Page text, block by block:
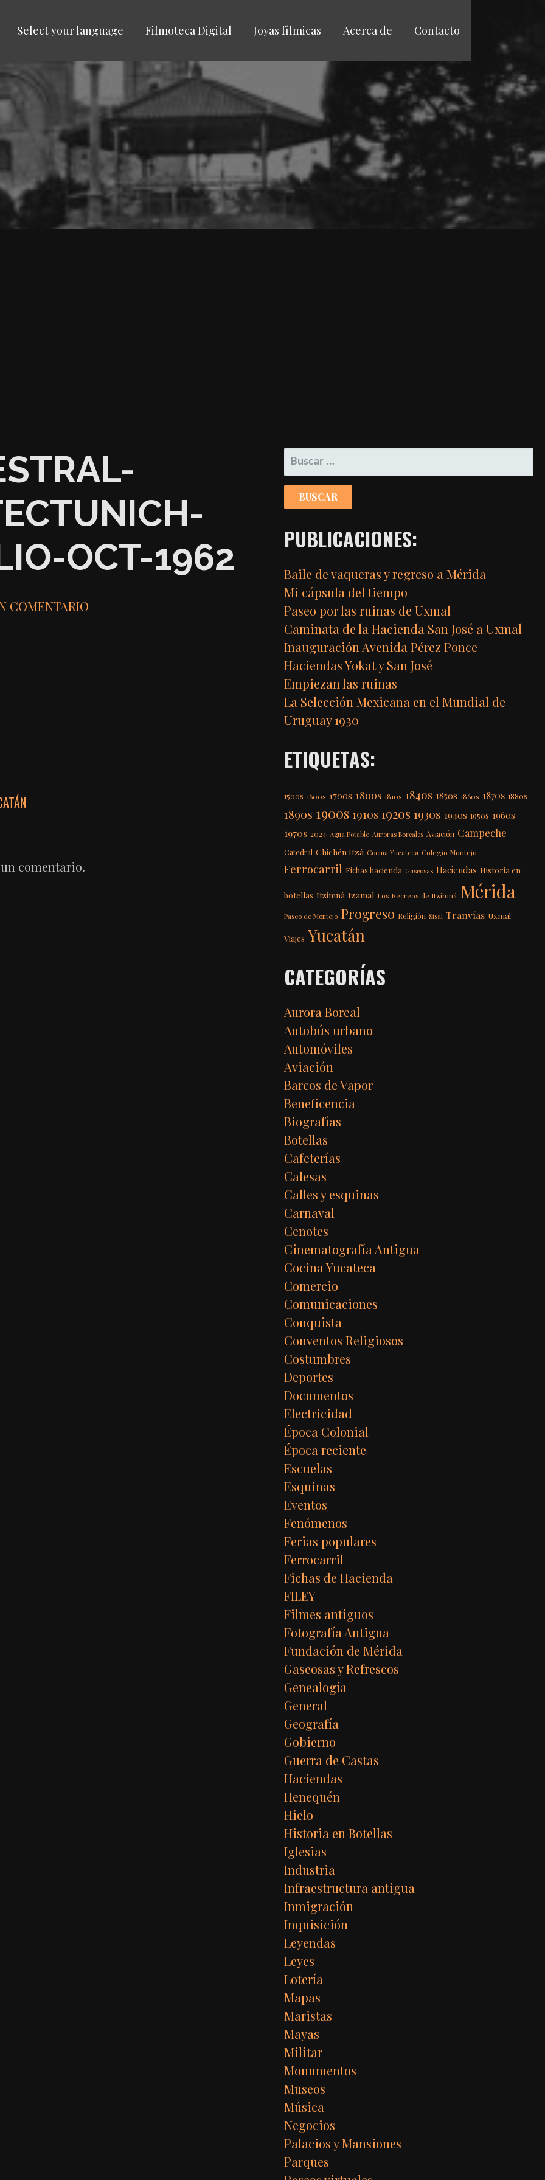
Select your language Filmoteca Digital Joyas fílmicas Acerca de Contacto
OCT-1962
COMENTARIO
comentario.
BUSCAR:
PUBLICACIONES:
Baile de vaqueras y regreso a Mérida
Mi cápsula del tiempo
Paseo por las ruinas de Uxmal
Caminata de la Hacienda San José a Uxmal
Inauguración Avenida Pérez Ponce
Haciendas Yokat y San José
Empiezan las ruinas
La Selección Mexicana en el Mundial de
Uruguay 1930
ETIQUETAS:
1500s 1600s 1700s 1800s 1810s 1840s 1850s 1860s 1870s 1880s
1890s 1900s 1910s 1920s 1930s 1940s 1950s 1960s
1970s 2024 Agua Potable Auroras Boreales Aviación Campeche
Catedral Chichén Itzá Cocina Yucateca Colegio Montejo
Ferrocarril Fichas hacienda Gaseosas Haciendas Historia en
botellas Itzimná Izamal Los Recreos de Itzimná Mérida
Paseo de Montejo Progreso Religión Sisal Tranvías Uxmal
Viajes Yucatán
CATEGORÍAS
Aurora Boreal
Autobús urbano
Automóviles
Aviación
Barcos de Vapor
Beneficencia
Biografías
Botellas
Cafeterías
Calesas
Calles y esquinas
Carnaval
Cenotes
Cinematografía Antigua
Cocina Yucateca
Comercio
Comunicaciones
Conquista
Conventos Religiosos
Costumbres
Deportes
Documentos
Electricidad
Época Colonial
Época reciente
Escuelas
Esquinas
Eventos
Fenómenos
Ferias populares
Ferrocarril
Fichas de Hacienda
FILEY
Filmes antiguos
Fotografía Antigua
Fundación de Mérida
Gaseosas y Refrescos
Genealogía
General
Geografía
Gobierno
Guerra de Castas
Haciendas
Henequén
Hielo
Historia en Botellas
Iglesias
Industria
Infraestructura antigua
Inmigración
Inquisición
Leyendas
Leyes
Lotería
Mapas
Maristas
Mayas
Militar
Monumentos
Museos
Música
Negocios
Palacios y Mansiones
Parques